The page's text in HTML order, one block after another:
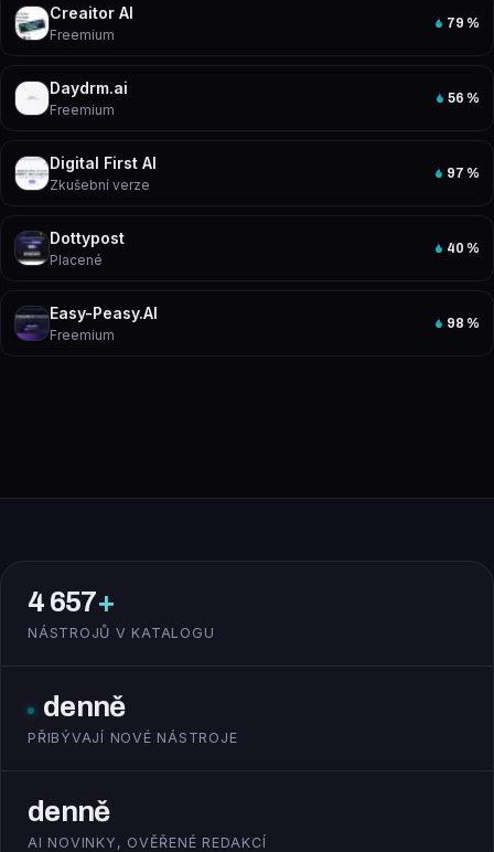
Creaitor AI
Freemium
79 %
Daydrm.ai
Freemium
56 %
Digital First AI
Zkušební verze
97 %
Dottypost
Placené
40 %
Easy-Peasy.AI
Freemium
98 %
4 657+
NÁSTROJŮ V KATALOGU
denně
PŘIBÝVAJÍ NOVÉ NÁSTROJE
denně
AI NOVINKY, OVĚŘENÉ REDAKCÍ